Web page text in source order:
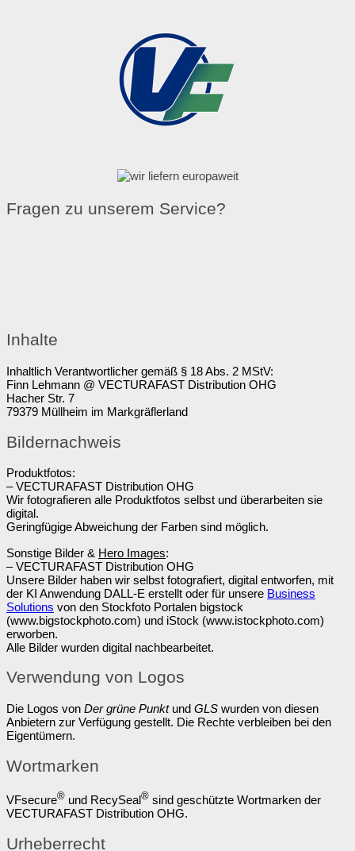
Fragen zu unserem Service?
Inhalte
Inhaltlich Verantwortlicher gemäß § 18 Abs. 2 MStV:
Finn Lehmann @ VECTURAFAST Distribution OHG
Hacher Str. 7
79379 Müllheim im Markgräflerland
Bildernachweis
Produktfotos:
– VECTURAFAST Distribution OHG
Wir fotografieren alle Produktfotos selbst und überarbeiten sie
digital.
Geringfügige Abweichung der Farben sind möglich.
Sonstige Bilder & Hero Images:
– VECTURAFAST Distribution OHG
Unsere Bilder haben wir selbst fotografiert, digital entworfen, mit
der KI Anwendung DALL-E erstellt oder für unsere Business
Solutions von den Stockfoto Portalen bigstock
(www.bigstockphoto.com) und iStock (www.istockphoto.com)
erworben.
Alle Bilder wurden digital nachbearbeitet.
Verwendung von Logos
Die Logos von Der grüne Punktund GLS wurden von diesen
Anbietern zur Verfügung gestellt. Die Rechte verbleiben bei den
Eigentümern.
Wortmarken
VFsecure® und RecySeal® sind geschützte Wortmarken der
VECTURAFAST Distribution OHG.
Urheberrecht